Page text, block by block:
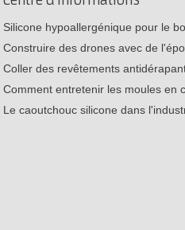
Silicone hypoallergénique pour le
Construire des drones avec de
Coller des revêtements
Comment entretenir les moules en
Le caoutchouc silicone dans